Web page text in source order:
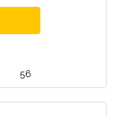
56